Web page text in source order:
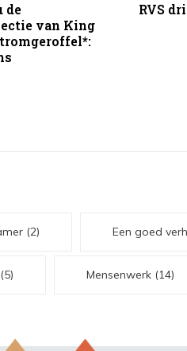
de
van King
RVS
(2) Een goed
(5) Mensenwerk (14)